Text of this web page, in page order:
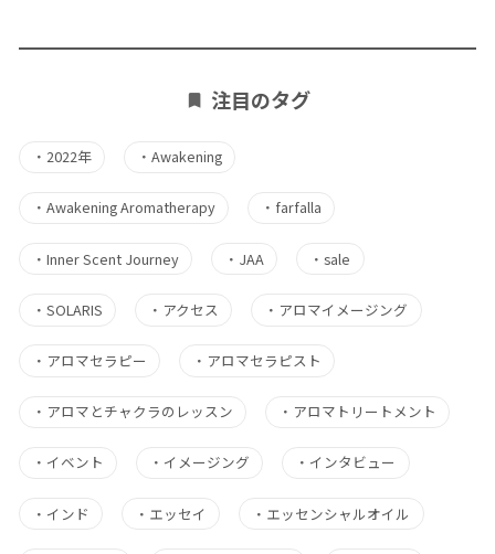
注目のタグ
・ 2022年 ・Awakening
・ Awakening Aromatherapy ・ farfalla
・ Inner Scent Journey ・ JAA ・sale
・ SOLARIS ・ アクセス ・ アロマイメージング
・ アロマセラピー ・ アロマセラピスト
・ アロマとチャクラのレッスン ・ アロマトリートメント
・ イベント ・ イメージング ・ インタビュー
・ インド ・ エッセイ ・ エッセンシャルオイル